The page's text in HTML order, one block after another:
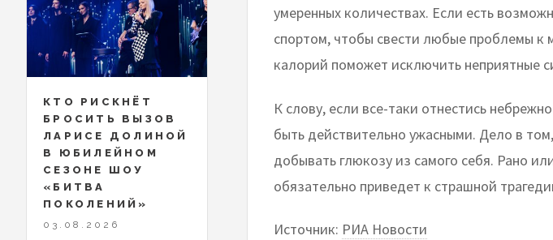
умеренных количествах. Если есть
спортом, чтобы свести любые проблемы к
калорий поможет исключить неприятные
К слову, если все-таки отнестись
быть действительно ужасными. Дело в
добывать глюкозу из самого себя. Рано
обязательно приведет к страшной
Источник: РИА Новости
КТО РИСКНЁТ
БРОСИТЬ ВЫЗОВ
ЛАРИСЕ ДОЛИНОЙ
В ЮБИЛЕЙНОМ
СЕЗОНЕ ШОУ
«БИТВА
ПОКОЛЕНИЙ»
03.08.2026